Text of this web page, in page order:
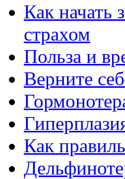
Как начать
страхом
Польза и
Верните
Как